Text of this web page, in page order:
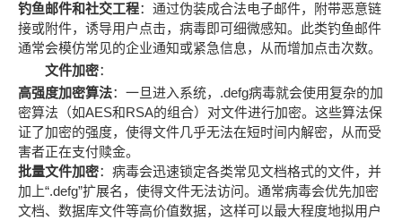
钓鱼邮件和社交工程：通过伪装成合法电子邮件，附带恶意链
接或附件，诱导用户点击，病毒即可细微感知。此类钓鱼邮件
通常会模仿常见的企业通知或紧急信息，从而增加点击次数。
文件加密：
高强度加密算法：一旦进入系统，.defg病毒就会使用复杂的加
密算法（如AES和RSA的组合）对文件进行加密。这些算法保
证了加密的强度，使得文件几乎无法在短时间内解密，从而受
害者正在支付赎金。
批量文件加密：病毒会迅速锁定各类常见文档格式的文件，并
加上“.defg”扩展名，使得文件无法访问。通常病毒会优先加密
文档、数据库文件等高价值数据，这样可以最大程度地拟用户